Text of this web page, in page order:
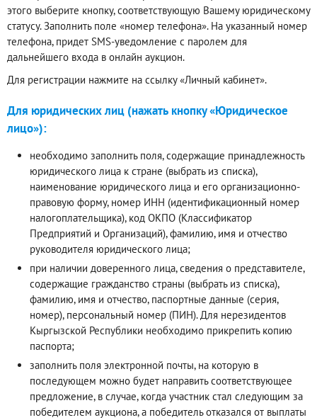
этого выберите кнопку, соответствующую Вашему юридическому
статусу. Заполнить поле «номер телефона». На указанный номер
телефона, придет SMS-уведомление с паролем для
дальнейшего входа в онлайн аукцион.
Для регистрации нажмите на ссылку «Личный кабинет».
Для юридических лиц (нажать кнопку «Юридическое
лицо»):
необходимо заполнить поля, содержащие принадлежность
юридического лица к стране (выбрать из списка),
наименование юридического лица и его организационно-
правовую форму, номер ИНН (идентификационный номер
налогоплательщика), код ОКПО (Классификатор
Предприятий и Организаций), фамилию, имя и отчество
руководителя юридического лица;
при наличии доверенного лица, сведения о представителе,
содержащие гражданство страны (выбрать из списка),
фамилию, имя и отчество, паспортные данные (серия,
номер), персональный номер (ПИН). Для нерезидентов
Кыргызской Республики необходимо прикрепить копию
паспорта;
заполнить поля электронной почты, на которую в
последующем можно будет направить соответствующее
предложение, в случае, когда участник стал следующим за
победителем аукциона, а победитель отказался от выплаты